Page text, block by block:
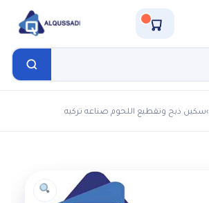
›سكين ذبح وتقطيع اللحوم صناعه تركيه